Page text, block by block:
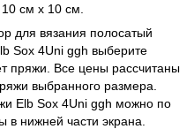
см х 10 см.
для вязания полосатый
Sox 4Uni ggh выберите
пряжи. Все цены рассчитаны
выбранного размера.
Elb Sox 4Uni ggh можно по
в нижней части экрана.